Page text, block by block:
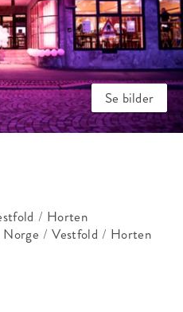
Se bilder
/ Horten
Norge / Vestfold / Horten